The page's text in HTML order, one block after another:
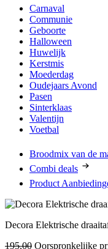
Carnaval
Communie
Geboorte
Halloween
Huwelijk
Kerstmis
Moederdag
Oudejaars Avond
Pasen
Sinterklaas
Valentijn
Voetbal
Broodmix van de
Combi deals
Product
Decora Elektrische
195,00 Oorspronkelijke